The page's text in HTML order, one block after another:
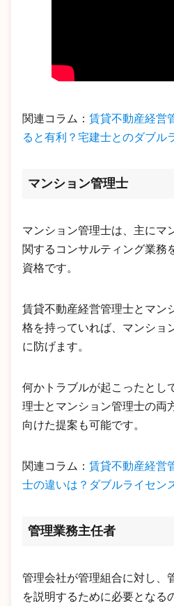
関連コラム： 賃貸不動産経営
ると有利？宅建士とのダブル
マンション管理士
マンション管理士は、主にマ
関するコンサルティング業務
資格です。
賃貸不動産経営管理士とマン
格を持っていれば、マンショ
に防げます。
何かトラブルが起こったとし
理士とマンション管理士の両
向けた提案も可能です。
関連コラム： 賃貸不動産経営
士の違いは？ダブルライセン
管理業務主任者
管理会社が管理組合に対し、
を説明するために必要となる